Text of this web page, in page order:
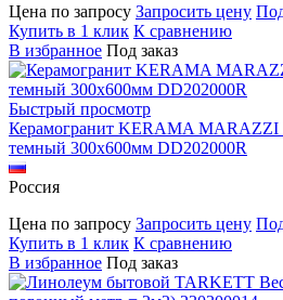
Цена по запросу Запросить цену
Купить в 1 клик К сравнению
В избранное Под заказ
Быстрый просмотр
Керамогранит KERAMA MARAZZI
темный 300х600мм DD202000R
Россия
Цена по запросу Запросить цену
Купить в 1 клик К сравнению
В избранное Под заказ